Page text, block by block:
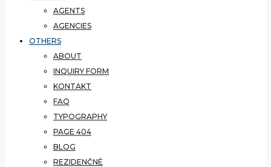
AGENTS
AGENCIES
OTHERS
ABOUT
INQUIRY FORM
KONTAKT
FAQ
TYPOGRAPHY
PAGE 404
BLOG
REZIDENČNÉ